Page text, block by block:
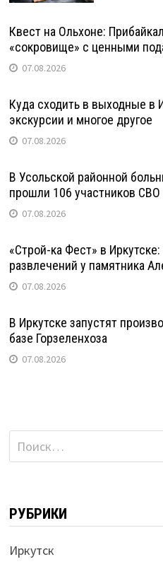
Квест на Ольхоне:
«сокровище» с ценными
07.08.2026
Куда сходить в выходные в
экскурсии и многое другое
07.08.2026
В Усольской районной
прошли 106 участников СВО
07.08.2026
«Строй-ка Фест» в
развлечений у памятника
07.08.2026
В Иркутске запустят
базе Горзеленхоза
07.08.2026
Найти:
РУБРИКИ
Иркутск